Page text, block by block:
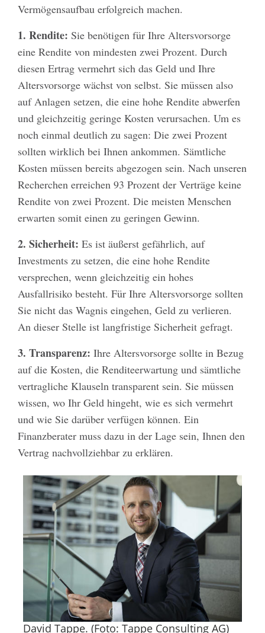
Vermögensaufbau erfolgreich machen.
1. Rendite:Sie benötigen für Ihre Altersvorsorge
eine Rendite von mindesten zwei Prozent. Durch
diesen Ertrag vermehrt sich das Geld und Ihre
Altersvorsorge wächst von selbst. Sie müssen also
auf Anlagen setzen, die eine hohe Rendite abwerfen
und gleichzeitig geringe Kosten verursachen. Um es
noch einmal deutlich zu sagen: Die zwei Prozent
sollten wirklich bei Ihnen ankommen. Sämtliche
Kosten müssen bereits abgezogen sein. Nach unseren
Recherchen erreichen 93 Prozent der Verträge keine
Rendite von zwei Prozent. Die meisten Menschen
erwarten somit einen zu geringen Gewinn.
2. Sicherheit:Es ist äußerst gefährlich, auf
Investments zu setzen, die eine hohe Rendite
versprechen, wenn gleichzeitig ein hohes
Ausfallrisiko besteht. Für Ihre Altersvorsorge sollten
Sie nicht das Wagnis eingehen, Geld zu verlieren.
An dieser Stelle ist langfristige Sicherheit gefragt.
3. Transparenz:Ihre Altersvorsorge sollte in Bezug
auf die Kosten, die Renditeerwartung und sämtliche
vertragliche Klauseln transparent sein. Sie müssen
wissen, wo Ihr Geld hingeht, wie es sich vermehrt
und wie Sie darüber verfügen können. Ein
Finanzberater muss dazu in der Lage sein, Ihnen den
Vertrag nachvollziehbar zu erklären.
David Tappe. (Foto: Tappe Consulting AG)